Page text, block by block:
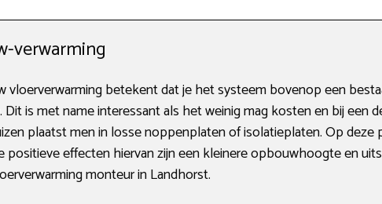
verwarming
vloerverwarming betekent dat je het systeem bovenop een
Dit is met name interessant als het weinig mag kosten en bij een
plaatst men in losse noppenplaten of isolatieplaten. Op
positieve effecten hiervan zijn een kleinere opbouwhoogte en
monteur in Landhorst.